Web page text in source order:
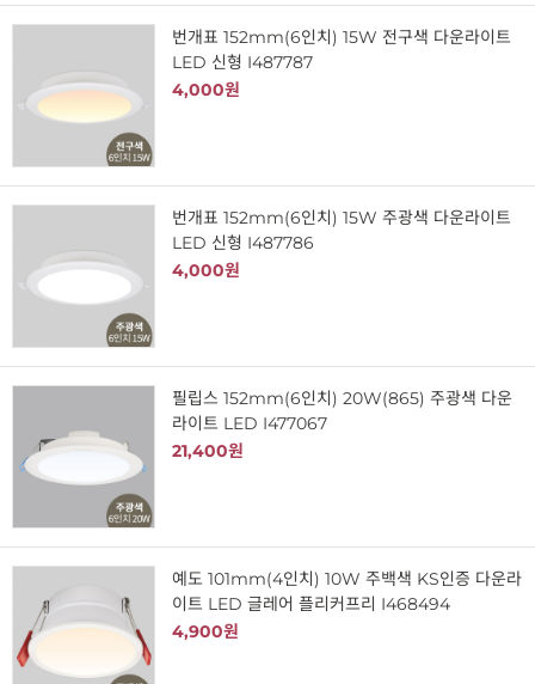
번개표 152mm(6인치) 15W 전구색 다운라이트
LED 신형 I487787
4,000원
번개표 152mm(6인치) 15W 주광색 다운라이트
LED 신형 I487786
4,000원
필립스 152mm(6인치) 20W(865) 주광색 다운
라이트 LED I477067
21,400원
예도 101mm(4인치) 10W 주백색 KS인증 다운라
이트 LED 글레어 플리커프리 I468494
4,900원